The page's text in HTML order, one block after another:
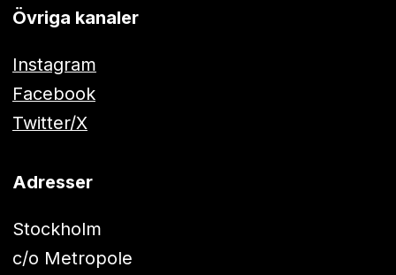
Övriga kanaler
Instagram
Facebook
Twitter/X
Adresser
Stockholm
c/o Metropole